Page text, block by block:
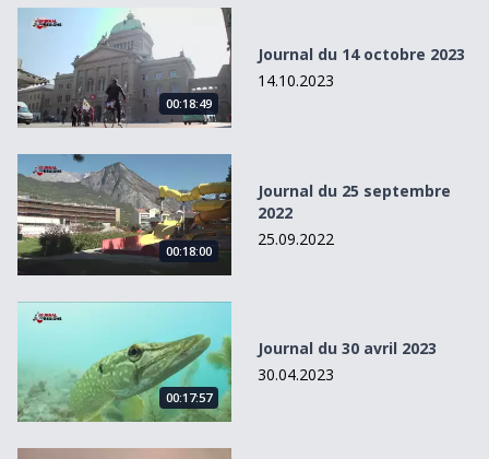
Journal du 14 octobre 2023
00:18:49
Journal du 14 octobre 2023
14.10.2023
Journal du 25 septembre 2022
00:18:00
Journal du 25 septembre
2022
25.09.2022
Journal du 30 avril 2023
00:17:57
Journal du 30 avril 2023
30.04.2023